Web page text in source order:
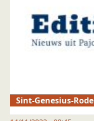
Sint-Genesius-Rode